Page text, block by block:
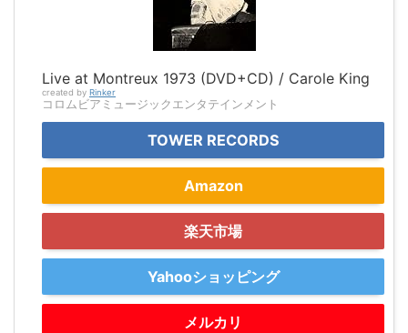
Live at Montreux 1973 (DVD+CD) / Carole King
created by Rinker
コロムビアミュージックエンタテインメント
TOWER RECORDS
Amazon
楽天市場
Yahooショッピング
メルカリ